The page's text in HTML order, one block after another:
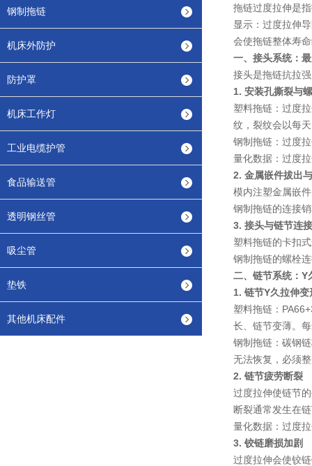
钢制拖链
机床外防护
防护罩
机床工作灯
工业电缆护管
食品输送管
透明钢丝管
吸尘管
垫铁
其他机床配件
拖链过度拉伸是指
显示：过度拉伸
会使拖链整体寿
一、接头系统：
接头是拖链抗拉
1. 安装孔撕裂与
塑料拖链 ：过度
纹，裂纹会以每
钢制拖链 ：过度
量化数据 ：过度
2. 金属嵌件拔出
模内注塑金属嵌
钢制拖链的连接
3. 接头与链节连
塑料拖链的卡扣
钢制拖链的螺栓
二、链节系统：Y
1. 链节Y久拉伸变
塑料拖链 ：
长、链节变薄。
钢制拖链 ：碳钢
无法恢复，必须
2. 链节疲劳断裂
过度拉伸使链节
断裂通常发生在
量化数据 ：过度
3. 铰链磨损加剧
过度拉伸会使铰